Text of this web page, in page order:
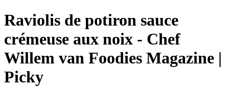
Raviolis de potiron sauce
crémeuse aux noix - Chef
Willem van Foodies Magazine |
Picky